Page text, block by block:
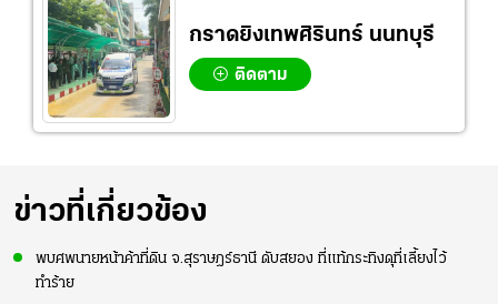
กราดยิงเทพศิรินทร์ นนทบุรี
ติดตาม
ข่าวที่เกี่ยวข้อง
พบศพนายหน้าค้าที่ดิน จ.สุราษฎร์ธานี ดับสยอง ที่แท้กระทิงดุที่เลี้ยงไว้
ทำร้าย